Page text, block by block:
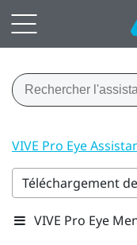
VIVE Pro Eye
Téléchargement
VIVE Pro Eye